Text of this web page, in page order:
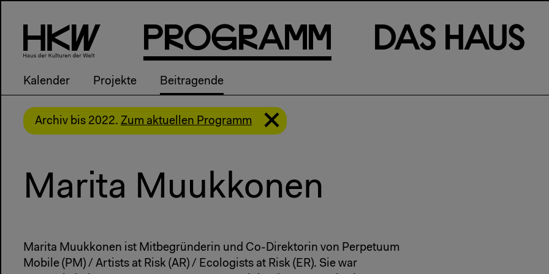
PRog Ram m
Kalender Projekte Beitragende
Das Haus
Archiv bis 2022. Zum aktuellen Programm
Marita Muukkonen
Marita Muukkonen ist Mitbegründerin und Co-Direktorin von Perpetuum
Mobile (PM) / Artists at Risk (AR) / Ecologists at Risk (ER). Sie war